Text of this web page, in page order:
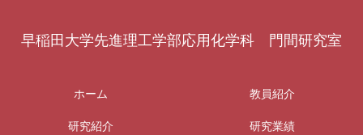
早稲田大学先進理工学部応用化学科 門間研究室
ホーム 教員紹介
研究紹介 研究業績